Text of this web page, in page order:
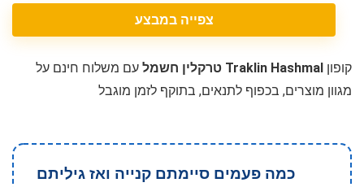
צפייה במבצע
קופון Traklin Hashmal טרקלין חשמל
עם משלוח חינם על
מגוון מוצרים, בכפוף לתנאים, בתוקף לזמן מוגבל
כמה פעמים סיימתם קנייה ואז גיליתם